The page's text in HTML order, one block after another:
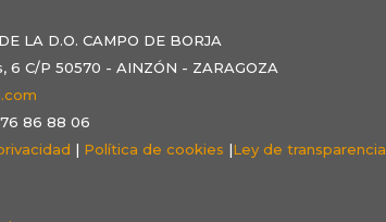
LA D.O. CAMPO DE BORJA
6 C/P 50570 - AINZÓN - ZARAGOZA
86 88 06
| Política de cookies |Ley de transparencia